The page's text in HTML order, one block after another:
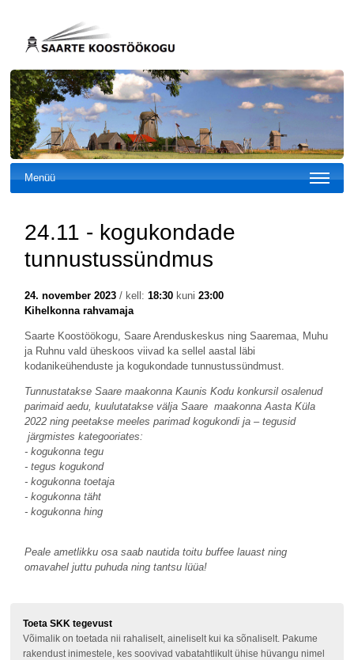
Menüü
24.11 - kogukondade
tunnustussündmus
24. november 2023/ kell: 18:30kuni 23:00
Kihelkonna rahvamaja
Saarte Koostöökogu, Saare Arenduskeskus ning Saaremaa, Muhu
ja Ruhnu vald üheskoos viivad ka sellel aastal läbi
kodanikeühenduste ja kogukondade tunnustussündmust.
Tunnustatakse Saare maakonna Kaunis Kodu konkursil osalenud
parimaid aedu, kuulutatakse välja Saare maakonna Aasta Küla
2022 ning peetakse meeles parimad kogukondi ja – tegusid
järgmistes kategooriates:
- kogukonna tegu
- tegus kogukond
- kogukonna toetaja
- kogukonna täht
- kogukonna hing
Peale ametlikku osa saab nautida toitu buffee lauast ning
omavahel juttu puhuda ning tantsu lüüa!
Toeta SKK tegevust
Võimalik on toetada nii rahaliselt, aineliselt kui ka sõnaliselt. Pakume
rakendust inimestele, kes soovivad vabatahtlikult ühise hüvangu nimel